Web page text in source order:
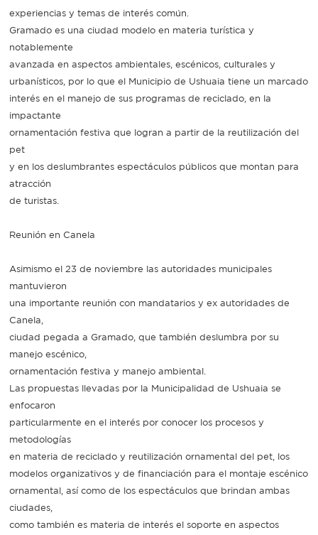
experiencias y temas de interés común.
Gramado es una ciudad modelo en materia turística y
notablemente
avanzada en aspectos ambientales, escénicos, culturales y
urbanísticos, por lo que el Municipio de Ushuaia tiene un marcado
interés en el manejo de sus programas de reciclado, en la
impactante
ornamentación festiva que logran a partir de la reutilización del
pet
y en los deslumbrantes espectáculos públicos que montan para
atracción
de turistas.
Reunión en Canela
Asimismo el 23 de noviembre las autoridades municipales
mantuvieron
una importante reunión con mandatarios y ex autoridades de
Canela,
ciudad pegada a Gramado, que también deslumbra por su
manejo escénico,
ornamentación festiva y manejo ambiental.
Las propuestas llevadas por la Municipalidad de Ushuaia se
enfocaron
particularmente en el interés por conocer los procesos y
metodologías
en materia de reciclado y reutilización ornamental del pet, los
modelos organizativos y de financiación para el montaje escénico
ornamental, así como de los espectáculos que brindan ambas
ciudades,
como también es materia de interés el soporte en aspectos